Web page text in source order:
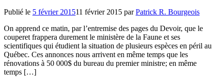
Publié le 5 février 201511 février 2015 parPatrick R. Bourgeois
On apprend ce matin, par l’entremise des pages du Devoir, que le
couperet frappera durement le ministère de la Faune et ses
scientifiques qui étudient la situation de plusieurs espèces en péril au
Québec. Ces annonces nous arrivent en même temps que les
rénovations à 50 000$ du bureau du premier ministre; en même
temps […]